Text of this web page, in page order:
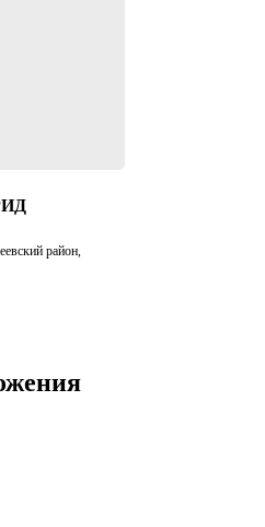
район,